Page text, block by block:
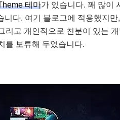
테마가 있습니다. 꽤 많이
니다. 여기 블로그에 적용했지
리고 개인적으로 친분이 있는
를 보류해 두었습니다.